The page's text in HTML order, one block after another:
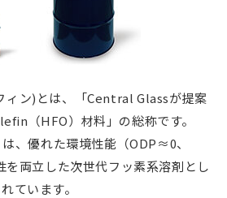
ィン)とは、「Central Glassが提案
（HFO）材料」の総称です。
は、優れた環境性能（ODP≈0、
を両立した次世代フッ素系溶剤とし
ています。